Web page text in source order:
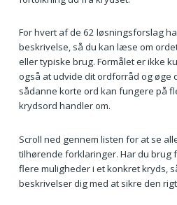
For hvert af de 62 løsningsforslag
beskrivelse, så du kan læse om
eller typiske brug. Formålet er ikke
også at udvide dit ordforråd og øge
sådanne korte ord kan fungere på
krydsord handler om.
Scroll ned gennem listen for at se
tilhørende forklaringer. Har du
flere muligheder i et konkret kryds,
beskrivelser dig med at sikre den